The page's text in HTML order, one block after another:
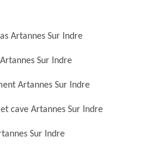
Artannes Sur Indre
Sur Indre
Artannes Sur Indre
cave Artannes Sur Indre
Sur Indre